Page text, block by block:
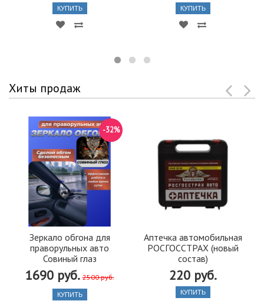
КУПИТЬ КУПИТЬ
Хиты продаж
Зеркало обгона для
праворульных авто
Совиный глаз
1690 руб. 2500 руб.
-32%
КУПИТЬ
Аптечка автомобильная
РОСГОССТРАХ (новый
состав)
220 руб.
КУПИТЬ